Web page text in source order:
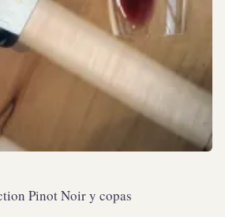
Pinot Noir y copas